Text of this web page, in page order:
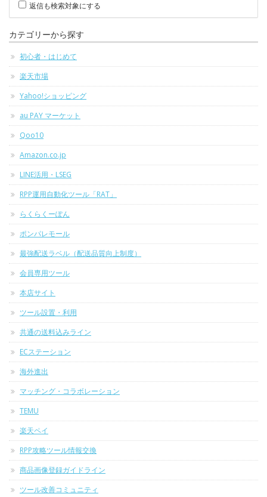
返信も検索対象にする
カテゴリーから探す
初心者・はじめて
楽天市場
Yahoo!ショッピング
au PAY マーケット
Qoo10
Amazon.co.jp
LINE活用・LSEG
RPP運用自動化ツール「RAT」
らくらくーぽん
ポンパレモール
最強配送ラベル（配送品質向上制度）
会員専用ツール
本店サイト
ツール設置・利用
共通の送料込みライン
ECステーション
海外進出
マッチング・コラボレーション
TEMU
楽天ペイ
RPP攻略ツール情報交換
商品画像登録ガイドライン
ツール改善コミュニティ